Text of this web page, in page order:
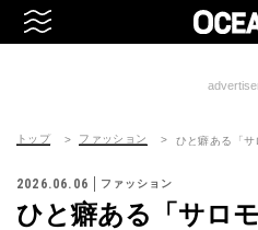
トップ ファッション ひと癖ある「
2026.06.06 ファッション
ひと癖ある「サロ